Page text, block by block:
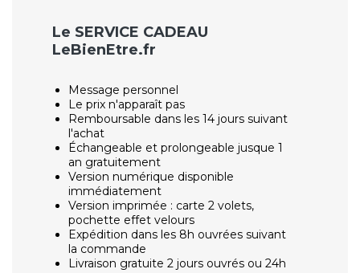
Le SERVICE CADEAU
LeBienEtre.fr
Message personnel
Le prix n'apparaît pas
Remboursable dans les 14 jours suivant
l'achat
Échangeable et prolongeable jusque 1
an gratuitement
Version numérique disponible
immédiatement
Version imprimée : carte 2 volets,
pochette effet velours
Expédition dans les 8h ouvrées suivant
la commande
Livraison gratuite 2 jours ouvrés ou 24h